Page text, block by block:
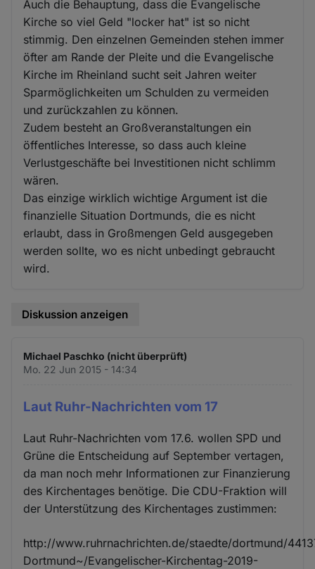
Auch die Behauptung, dass die Evangelische
Kirche so viel Geld "locker hat" ist so nicht
stimmig. Den einzelnen Gemeinden stehen immer
öfter am Rande der Pleite und die Evangelische
Kirche im Rheinland sucht seit Jahren weiter
Sparmöglichkeiten um Schulden zu vermeiden
und zurückzahlen zu können.
Zudem besteht an Großveranstaltungen ein
öffentliches Interesse, so dass auch kleine
Verlustgeschäfte bei Investitionen nicht schlimm
wären.
Das einzige wirklich wichtige Argument ist die
finanzielle Situation Dortmunds, die es nicht
erlaubt, dass in Großmengen Geld ausgegeben
werden sollte, wo es nicht unbedingt gebraucht
wird.
Diskussion anzeigen
Michael Paschko (nicht überprüft)
Mo. 22 Jun 2015 - 14:34
Laut Ruhr-Nachrichten vom 17
Laut Ruhr-Nachrichten vom 17.6. wollen SPD und
Grüne die Entscheidung auf September vertagen,
da man noch mehr Informationen zur Finanzierung
des Kirchentages benötige. Die CDU-Fraktion will
der Unterstützung des Kirchentages zustimmen:
http://www.ruhrnachrichten.de/staedte/dortmund/
Dortmund~/Evangelischer-Kirchentag-2019-